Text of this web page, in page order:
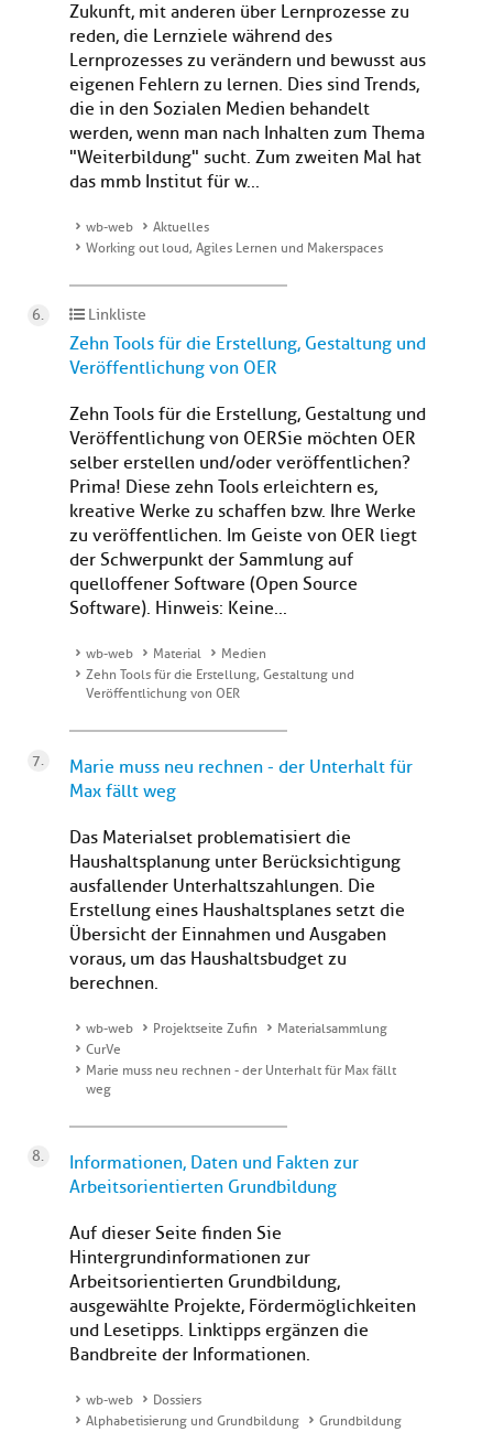
Zukunft, mit anderen über Lernprozesse zu
reden, die Lernziele während des
Lernprozesses zu verändern und bewusst aus
eigenen Fehlern zu lernen. Dies sind Trends,
die in den Sozialen Medien behandelt
werden, wenn man nach Inhalten zum Thema
"Weiterbildung" sucht. Zum zweiten Mal hat
das mmb Institut für w...
wb-web
Aktuelles
Working out loud, Agiles Lernen und Makerspaces
Linkliste
Zehn Tools für die Erstellung, Gestaltung und
Veröffentlichung von OER
Zehn Tools für die Erstellung, Gestaltung und
Veröffentlichung von OERSie möchten OER
selber erstellen und/oder veröffentlichen?
Prima! Diese zehn Tools erleichtern es,
kreative Werke zu schaffen bzw. Ihre Werke
zu veröffentlichen. Im Geiste von OER liegt
der Schwerpunkt der Sammlung auf
quelloffener Software (Open Source
Software). Hinweis: Keine...
wb-web Material
Medien
Zehn Tools für die Erstellung, Gestaltung und
Veröffentlichung von OER
Marie muss neu rechnen - der Unterhalt für
Max fällt weg
Das Materialset problematisiert die
Haushaltsplanung unter Berücksichtigung
ausfallender Unterhaltszahlungen. Die
Erstellung eines Haushaltsplanes setzt die
Übersicht der Einnahmen und Ausgaben
voraus, um das Haushaltsbudget zu
berechnen.
wb-web Projektseite Zufin
Materialsammlung
CurVe
Marie muss neu rechnen - der Unterhalt für Max fällt
weg
Informationen, Daten und Fakten zur
Arbeitsorientierten Grundbildung
Auf dieser Seite finden Sie
Hintergrundinformationen zur
Arbeitsorientierten Grundbildung,
ausgewählte Projekte, Fördermöglichkeiten
und Lesetipps. Linktipps ergänzen die
Bandbreite der Informationen.
wb-web
Dossiers
Alphabetisierung und Grundbildung
Grundbildung